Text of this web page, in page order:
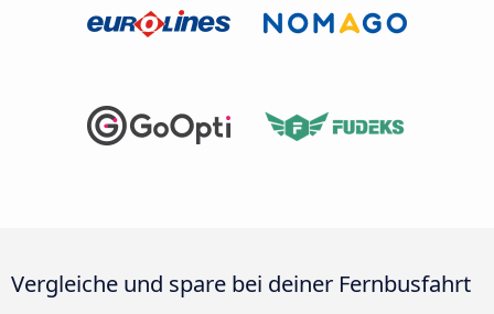
Vergleiche und spare bei deiner Fernbusfahrt